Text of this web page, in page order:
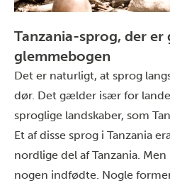
Tanzania-sprog, der er
glemmebogen
Det er naturligt, at sprog
dør. Det gælder især for
sproglige landskaber, som
Et af disse sprog i Tanzania er
nordlige del af Tanzania.
nogen indfødte. Nogle